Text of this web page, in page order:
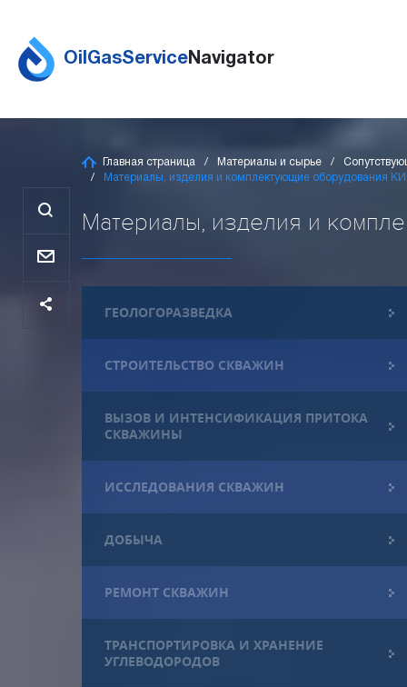
OilGasServiceNavigator
Главная страница Материалы и сырье
Материалы, изделия и комплектующие оборудования
Материалы, изделия и
ГЕОЛОГОРАЗВЕДКА
СТРОИТЕЛЬСТВО СКВАЖИН
ВЫЗОВ И ИНТЕНСИФИКАЦИЯ ПРИТОКА
СКВАЖИНЫ
ИССЛЕДОВАНИЯ СКВАЖИН
ДОБЫЧА
РЕМОНТ СКВАЖИН
ТРАНСПОРТИРОВКА И ХРАНЕНИЕ
УГЛЕВОДОРОДОВ